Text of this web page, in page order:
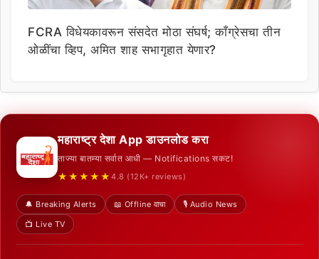
FCRA विधेयकावरून संसदेत मोठा संघर्ष; काँग्रेसचा तीन
ओळींचा व्हिप, अमित शाह सभागृहात येणार?
महाराष्ट्र देशा App डाउनलोड करा
ताज्या बातम्या सर्वात आधी — Notifications सकट!
★★★★★ 4.8 (12K+ reviews)
🔔 Breaking Alerts 📖 Offline वाचा
🎙️ Audio News
📺 Live TV